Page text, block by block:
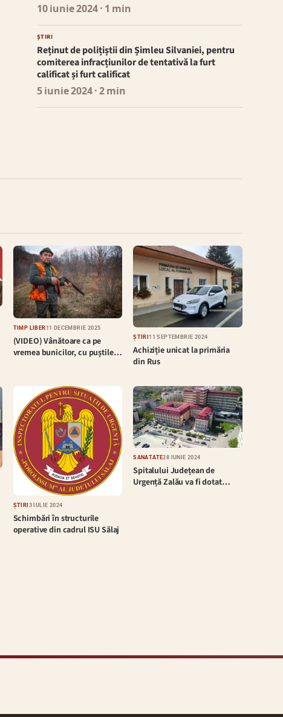
10 iunie 2024· 1 min
ȘTIRI
Reținut de polițiștii din Șimleu Silvaniei, pentru
comiterea infracțiunilor de tentativă la furt
calificat și furt calificat
5 iunie 2024· 2 min
TIMP LIBER11 DECEMBRIE 2025
(VIDEO) Vânătoare ca pe
vremea bunicilor, cu puștile…
ȘTIRI11 SEPTEMBRIE 2024
Achiziție unicat la primăria
din Rus
ȘTIRI 3 IULIE 2024
Schimbări în structurile
operative din cadrul ISU Sălaj
SĂNĂTATE28 IUNIE 2024
Spitalului Județean de
Urgență Zalău va fi dotat…